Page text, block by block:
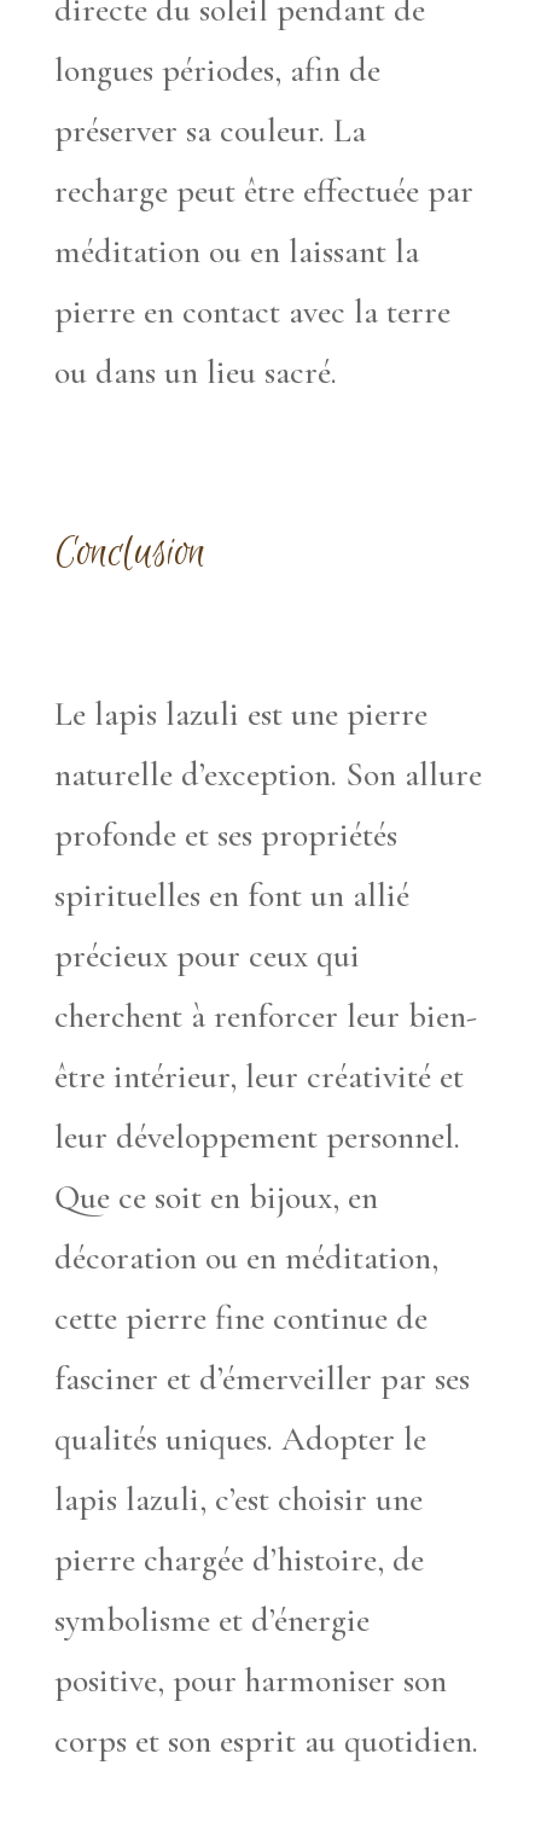
directe du soleil pendant de
longues périodes, afin de
préserver sa couleur. La
recharge peut être effectuée par
méditation ou en laissant la
pierre en contact avec la terre
ou dans un lieu sacré.
Conclusion
Le lapis lazuli est une pierre
naturelle d’exception. Son allure
profonde et ses propriétés
spirituelles en font un allié
précieux pour ceux qui
cherchent à renforcer leur bien-
être intérieur, leur créativité et
leur développement personnel.
Que ce soit en bijoux, en
décoration ou en méditation,
cette pierre fine continue de
fasciner et d’émerveiller par ses
qualités uniques. Adopter le
lapis lazuli, c’est choisir une
pierre chargée d’histoire, de
symbolisme et d’énergie
positive, pour harmoniser son
corps et son esprit au quotidien.